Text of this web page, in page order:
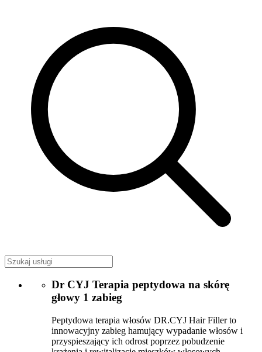
Dr CYJ Terapia peptydowa na skórę
głowy 1 zabieg
Peptydowa terapia włosów DR.CYJ Hair Filler to
innowacyjny zabieg hamujący wypadanie włosów i
przyspieszający ich odrost poprzez pobudzenie